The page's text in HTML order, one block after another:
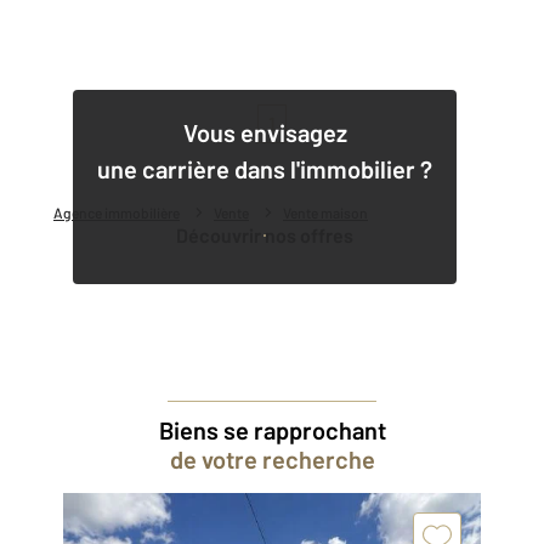
Agence immobilière
Vous envisagez
une carrière dans l'immobilier ?
Découvrir nos offres
1
Biens se rapprochant
de votre recherche